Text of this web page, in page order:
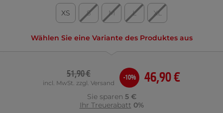
XS S M L XL
Wählen Sie eine Variante des Produktes aus
46,90 €
51,90 €
incl. MwSt. zzgl. Versand
-10%
Sie sparen 5 €
Ihr Treuerabatt 0%